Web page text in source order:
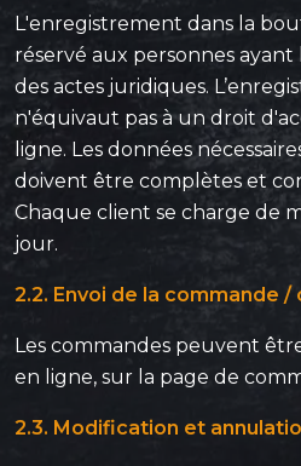
L'enregistrement dans la
réservé aux personnes
des actes juridiques.
n'équivaut pas à un droit
ligne. Les données
doivent être complètes et
Chaque client se charge de
jour.
2.2. Envoi de la commande
Les commandes peuvent
en ligne, sur la page de
2.3. Modification et